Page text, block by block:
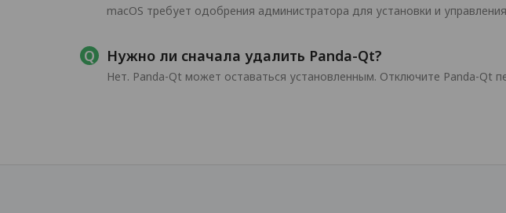
macOS требует одобрения администратора для установки и
Нужно ли сначала удалить Panda-Qt?
Нет. Panda-Qt может оставаться установленным. Отключите Panda-Qt